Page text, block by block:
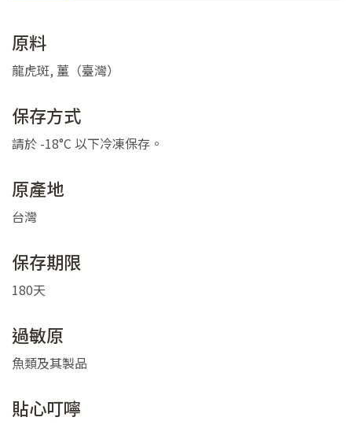
原料
龍虎斑, 薑（臺灣）
保存方式
請於 -18°C 以下冷凍保存。
原產地
台灣
保存期限
180天
過敏原
魚類及其製品
貼心叮嚀